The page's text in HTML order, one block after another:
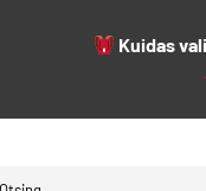
Kuidas